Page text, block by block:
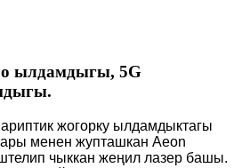
ылдамдыгы, 5G
жогорку ылдамдыктагы
менен жупташкан Aeon
чыккан жеңил лазер башы.